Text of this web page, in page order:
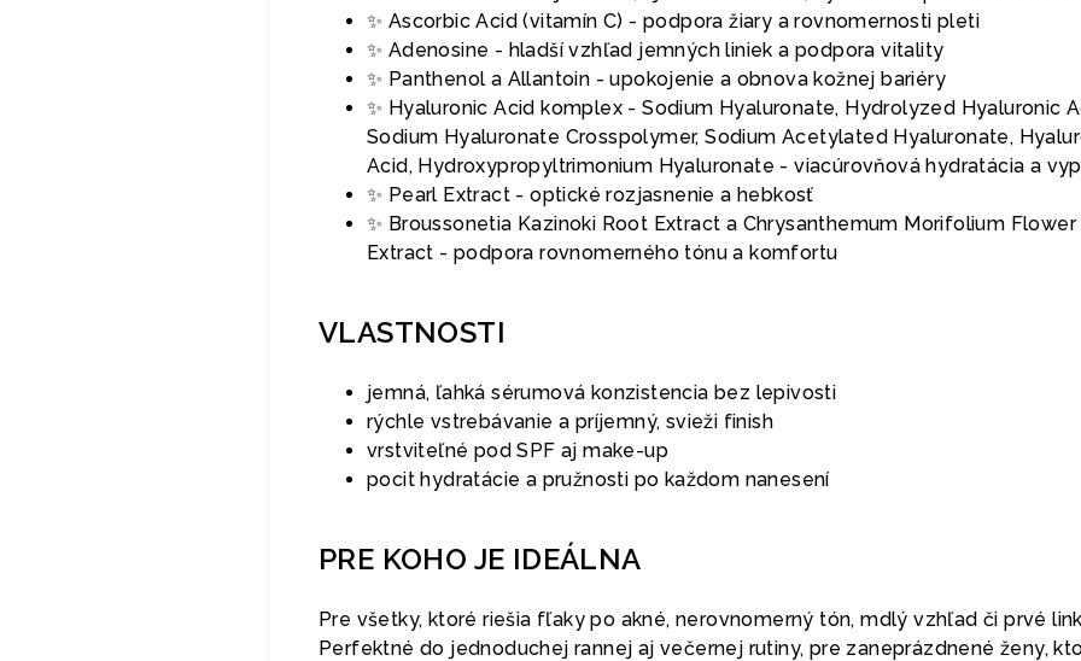
✨ Ascorbic Acid (vitamín C) - podpora žiary a rovnomernosti pleti
✨ Adenosine - hladší vzhľad jemných liniek a podpora vitality
✨ Panthenol a Allantoin - upokojenie a obnova kožnej bariéry
✨ Hyaluronic Acid komplex - Sodium Hyaluronate, Hydrolyzed Hyaluronic
Sodium Hyaluronate Crosspolymer, Sodium Acetylated Hyaluronate,
Acid, Hydroxypropyltrimonium Hyaluronate - viacúrovňová hydratácia a
✨ Pearl Extract - optické rozjasnenie a hebkosť
✨ Broussonetia Kazinoki Root Extract a Chrysanthemum Morifolium Flower
Extract - podpora rovnomerného tónu a komfortu
VLASTNOSTI
jemná, ľahká sérumová konzistencia bez lepivosti
rýchle vstrebávanie a príjemný, svieži finish
vrstviteľné pod SPF aj make-up
pocit hydratácie a pružnosti po každom nanesení
PRE KOHO JE IDEÁLNA
Pre všetky, ktoré riešia fľaky po akné, nerovnomerný tón, mdlý vzhľad či prvé
Perfektné do jednoduchej rannej aj večernej rutiny, pre zaneprázdnené ženy,